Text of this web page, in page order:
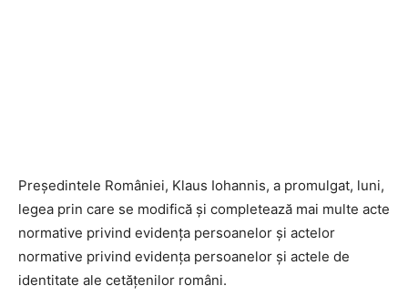
Președintele României, Klaus Iohannis, a promulgat, luni,
legea prin care se modifică și completează mai multe acte
normative privind evidența persoanelor și actelor
normative privind evidența persoanelor și actele de
identitate ale cetățenilor români.